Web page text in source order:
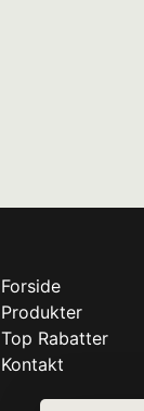
Forside
Produkter
Top Rabatter
Kontakt